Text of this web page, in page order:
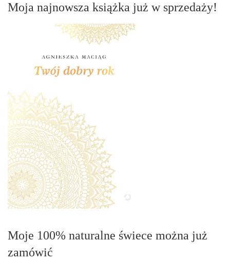
Moja najnowsza książka już w sprzedaży!
Moje 100% naturalne świece można już
zamówić